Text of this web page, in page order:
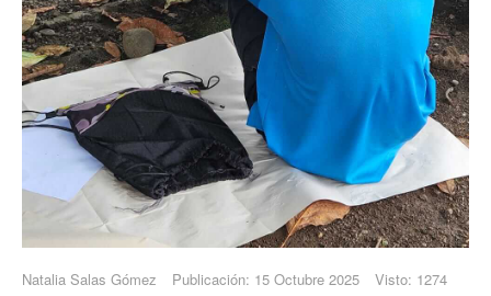
Natalia Salas Gómez Publicación: 15 Octubre 2025 Visto: 1274